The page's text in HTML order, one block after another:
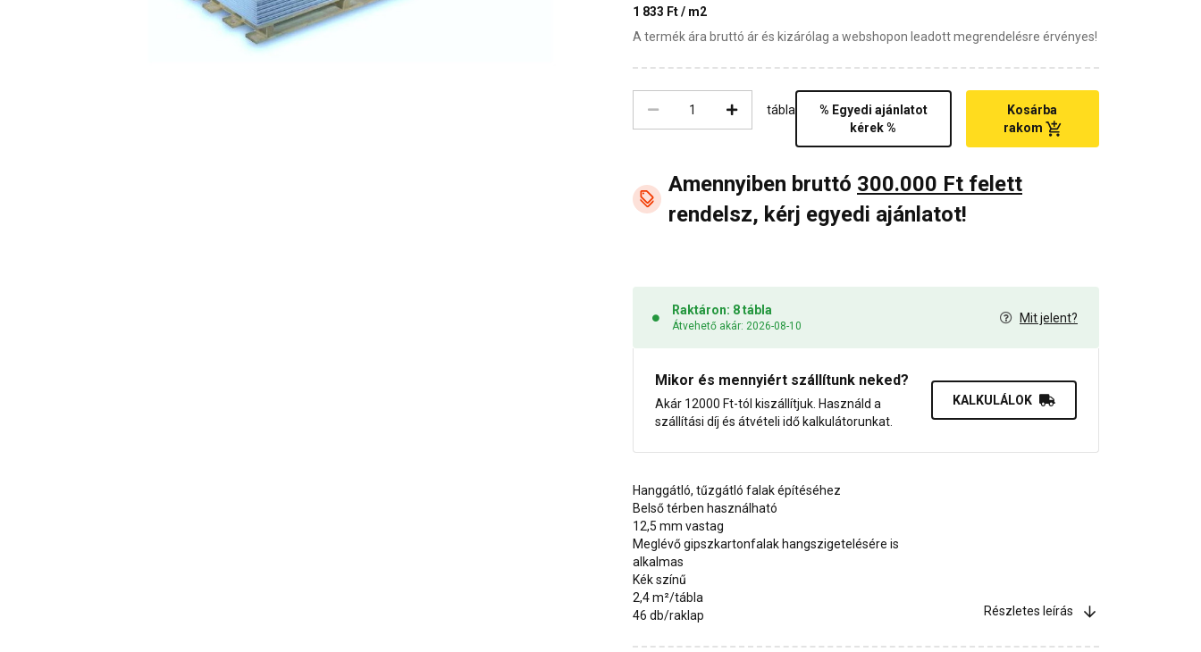
1 833 Ft / m2
A termék ára bruttó ár és kizárólag a webshopon leadott megrendelésre érvényes!
tábla
% Egyedi ajánlatot
kérek %
Kosárba
rakom
Amennyiben bruttó 300.000 Ft felett
rendelsz, kérj egyedi ajánlatot!
Raktáron: 8 tábla
Átvehető akár: 2026-08-10
Mit jelent?
Mikor és mennyiért szállítunk neked?
Akár 12000 Ft-tól kiszállítjuk. Használd a
szállítási díj és átvételi idő kalkulátorunkat.
KALKULÁLOK
Hanggátló, tűzgátló falak építéséhez
Belső térben használható
12,5 mm vastag
Meglévő gipszkartonfalak hangszigetelésére is
alkalmas
Kék színű
2,4 m²/tábla
46 db/raklap
Részletes leírás